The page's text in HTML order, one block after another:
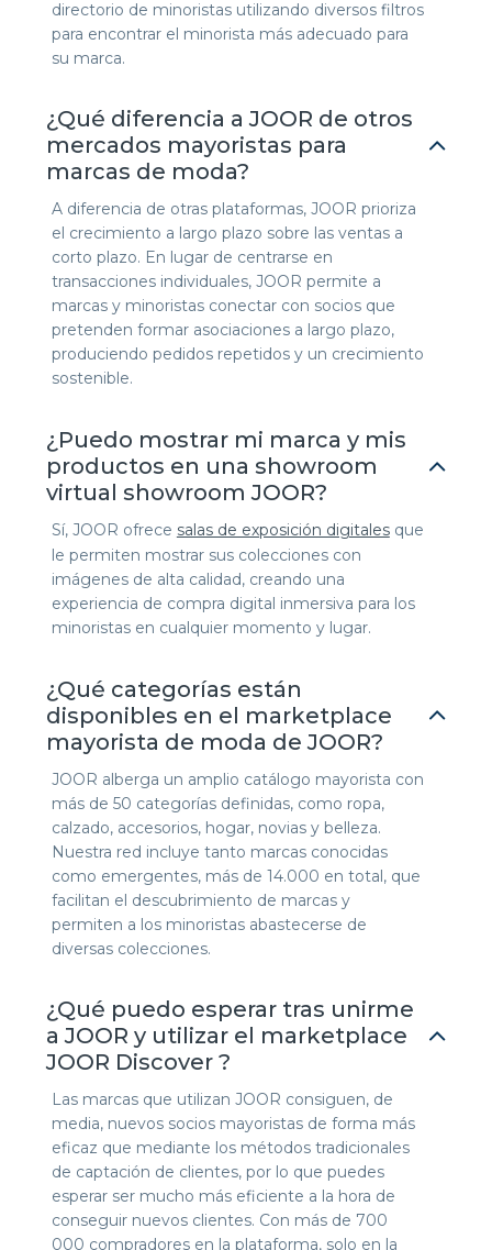
directorio de minoristas utilizando diversos filtros
para encontrar el minorista más adecuado para
su marca.
¿Qué diferencia a JOOR de otros
mercados mayoristas para
marcas de moda?
A diferencia de otras plataformas, JOOR prioriza
el crecimiento a largo plazo sobre las ventas a
corto plazo. En lugar de centrarse en
transacciones individuales, JOOR permite a
marcas y minoristas conectar con socios que
pretenden formar asociaciones a largo plazo,
produciendo pedidos repetidos y un crecimiento
sostenible.
¿Puedo mostrar mi marca y mis
productos en una showroom
virtual showroom JOOR?
Sí, JOOR ofrece salas de exposición digitalesque
le permiten mostrar sus colecciones con
imágenes de alta calidad, creando una
experiencia de compra digital inmersiva para los
minoristas en cualquier momento y lugar.
¿Qué categorías están
disponibles en el marketplace
mayorista de moda de JOOR?
JOOR alberga un amplio catálogo mayorista con
más de 50 categorías definidas, como ropa,
calzado, accesorios, hogar, novias y belleza.
Nuestra red incluye tanto marcas conocidas
como emergentes, más de 14.000 en total, que
facilitan el descubrimiento de marcas y
permiten a los minoristas abastecerse de
diversas colecciones.
¿Qué puedo esperar tras unirme
a JOOR y utilizar el marketplace
JOOR Discover ?
Las marcas que utilizan JOOR consiguen, de
media, nuevos socios mayoristas de forma más
eficaz que mediante los métodos tradicionales
de captación de clientes, por lo que puedes
esperar ser mucho más eficiente a la hora de
conseguir nuevos clientes. Con más de 700
000 compradores en la plataforma, solo en la